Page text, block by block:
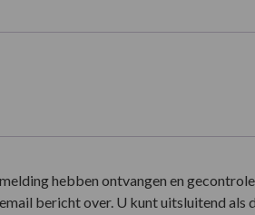
hebben ontvangen en
bericht over. U kunt uitsluitend als